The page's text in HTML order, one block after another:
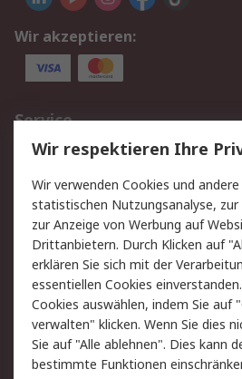
Wir akzeptieren:
Service
Value Added Services
Rücksendungen
Hilfe
Rechtliches
AGB
Cookie-Richtlinie
Copyright/Impressum
Wir respektieren Ihre
Wir verwenden Cookies und
statistischen Nutzungsanalyse, zur
zur Anzeige von Werbung auf
Drittanbietern. Durch Klicken auf
erklären Sie sich mit der
essentiellen Cookies
Cookies auswählen, indem Sie auf
verwalten" klicken. Wenn Sie dies
Sie auf "Alle ablehnen". Dies kann
bestimmte Funktionen